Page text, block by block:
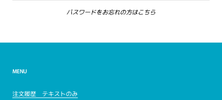
パスワードをお忘れの方はこちら
MENU
注文履歴 テキストのみ